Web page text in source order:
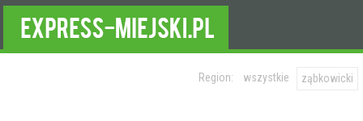
Region: wszystkie ząbkowicki